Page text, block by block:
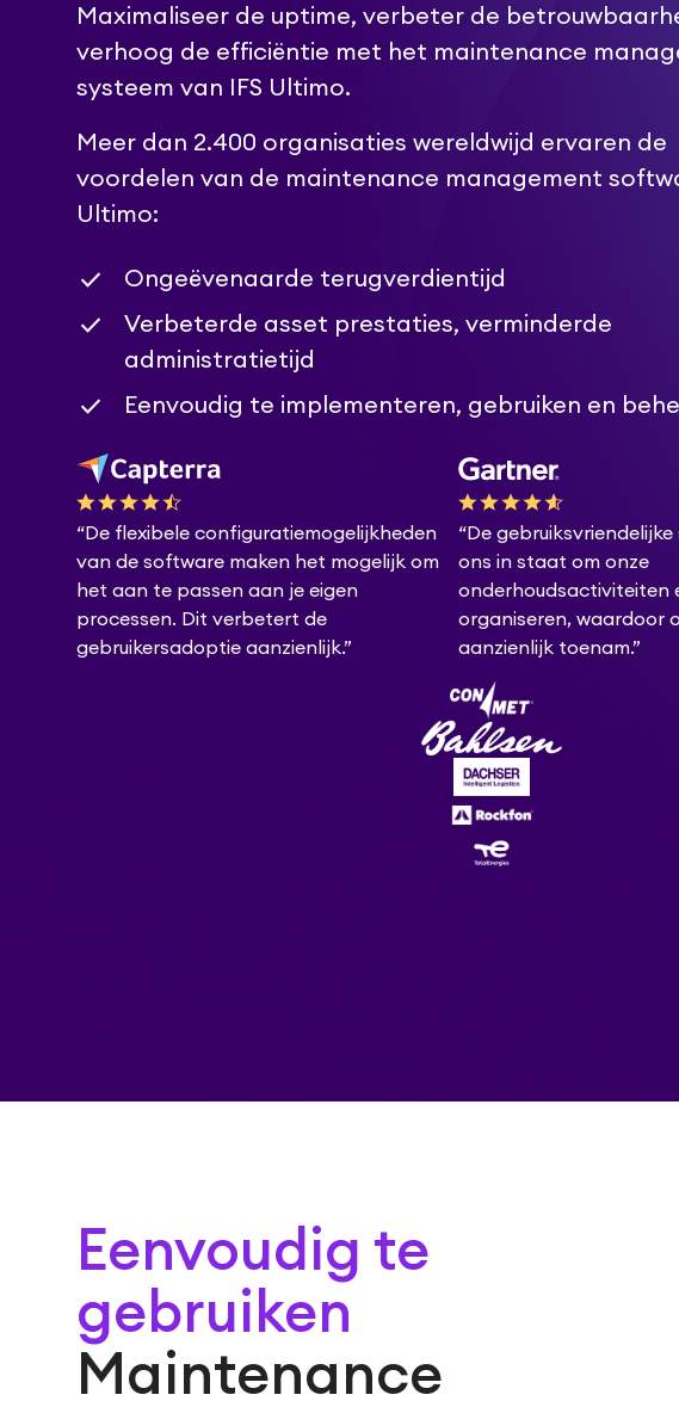
Maximaliseer de uptime, verbeter de
verhoog de efficiëntie met het maintenance
systeem van IFS Ultimo.
Meer dan 2.400 organisaties wereldwijd ervaren de
voordelen van de maintenance management
Ultimo:
Ongeëvenaarde terugverdientijd
Verbeterde asset prestaties, verminderde
administratietijd
Eenvoudig te implementeren, gebruiken en
“De flexibele configuratiemogelijkheden
van de software maken het mogelijk om
het aan te passen aan je eigen
processen. Dit verbetert de
gebruikersadoptie aanzienlijk.”
“De
ons in staat om onze
onderhoudsactiviteiten
organiseren, waardoor
aanzienlijk toenam.”
Eenvoudig te
gebruiken
Maintenance